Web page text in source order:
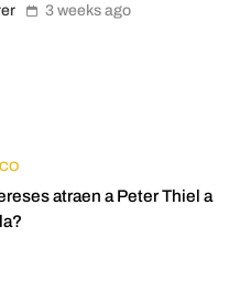
3 weeks ago
atraen a Peter Thiel a